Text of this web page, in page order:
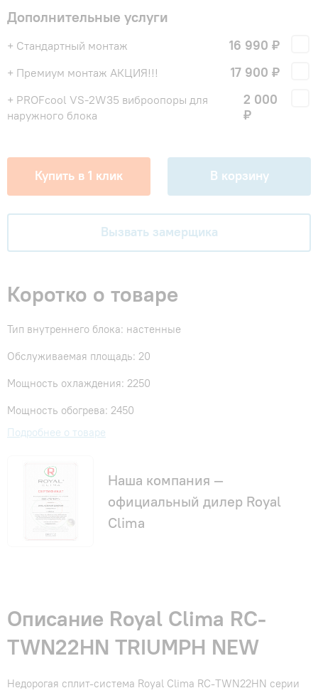
Дополнительные услуги
+ Стандартный монтаж 16 990 ₽
+ Премиум монтаж АКЦИЯ!!! 17 900 ₽
+ PROFcool VS-2W35 виброопоры для
наружного блока
2 000
₽
Купить в 1 клик В корзину
Вызвать замерщика
Коротко о товаре
Тип внутреннего блока: настенные
Обслуживаемая площадь: 20
Мощность охлаждения: 2250
Мощность обогрева: 2450
Подробнее о товаре
Наша компания —
официальный дилер Royal
Clima
Описание Royal Clima RC-
TWN22HN TRIUMPH NEW
Недорогая сплит-система Royal Clima RC-TWN22HN серии